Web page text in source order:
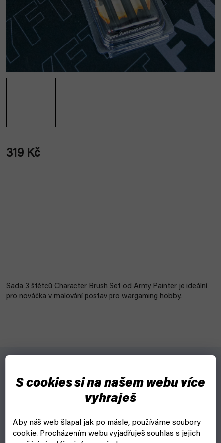
S cookies si na našem webu více
vyhraješ
Aby náš web šlapal jak po másle, používáme soubory
cookie. Procházením webu vyjadřuješ souhlas s jejich
319 Kč
Sada 3 štětců Character Brush Set od Army Painter je ideální
pro nováčka v malování postav pro wargaming hobby.
Pro koho?
Pro začínající barvíře a modeláře.
Proč?
Sada štětců Character Brush Set obsahuje 3 vysoce kvalitní